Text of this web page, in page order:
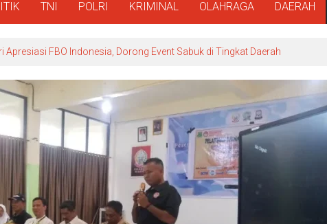
TNI POLRI KRIMINAL OLAHRAGA DAERAH
Apresiasi FBO Indonesia, Dorong Event Sabuk di Tingkat Daerah